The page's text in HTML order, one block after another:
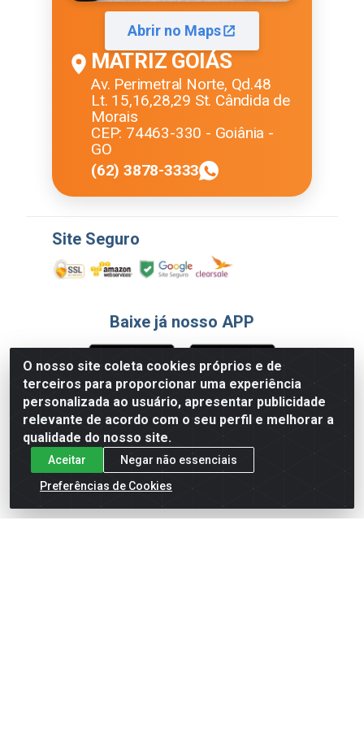
O nosso site coleta cookies próprios e de
terceiros para proporcionar uma experiência
personalizada ao usuário, apresentar publicidade
relevante de acordo com o seu perfil e melhorar a
qualidade do nosso site.
Aceitar
Negar não essenciais
Preferências de Cookies
Abrir no Maps
MATRIZ GOIÁS
Av. Perimetral Norte, Qd.48
Lt. 15,16,28,29 St. Cândida de
Morais
CEP: 74463-330 - Goiânia -
GO
(62) 3878-3333
Site Seguro
Baixe já nosso APP
Formas de Pagamento